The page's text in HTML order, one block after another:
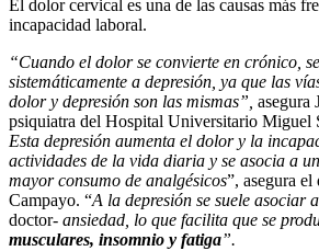
El dolor cervical es una de las causas más
incapacidad laboral.
“Cuando el dolor se convierte en crónico,
sistemáticamente a depresión, ya que las
dolor y depresión son las mismas”, asegura
psiquiatra del Hospital Universitario Miguel
Esta depresión aumenta el dolor y la
actividades de la vida diaria y se asocia a
mayor consumo de analgésicos”, asegura
Campayo. “A la depresión se suele asociar
doctor- ansiedad, lo que facilita que se
musculares, insomnio y fatiga”.